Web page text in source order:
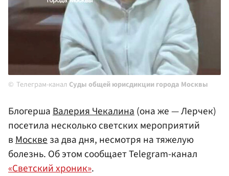
Телеграм-канал Суды общей юрисдикции города Москвы
БлогершаВалерия Чекалина(она же — Лерчек)
посетила несколько светских мероприятий
вМосквеза два дня, несмотря на тяжелую
болезнь. Об этом сообщает Telegram-канал
«Светский хроник».